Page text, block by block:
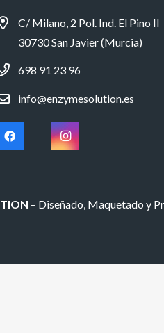
C/ Milano, 2 Pol. Ind. El Pino II
30730 San Javier (Murcia)
698 91 23 96
info@enzymesolution.es
– Diseñado, Maquetado y